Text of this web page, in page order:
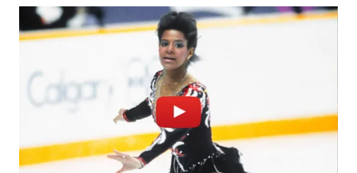
WAHANA
KONSUMEN
MASYARAKAT